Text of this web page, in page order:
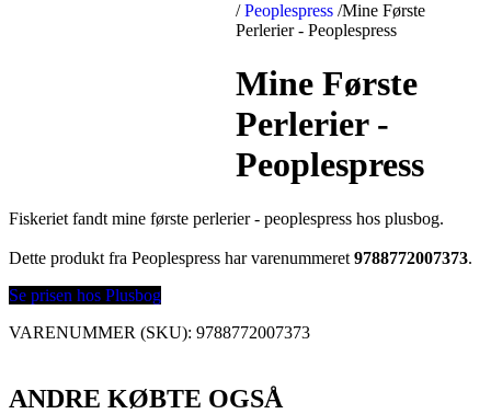
/ Peoplespress /Mine Første
Perlerier - Peoplespress
Mine Første
Perlerier -
Peoplespress
Fiskeriet fandt mine første perlerier - peoplespress hos plusbog.
Dette produkt fra Peoplespress har varenummeret 9788772007373.
Se prisen hos Plusbog
VARENUMMER (SKU): 9788772007373
ANDRE KØBTE OGSÅ